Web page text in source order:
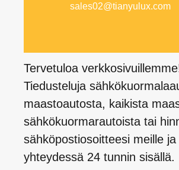
sales02@tianyulux.com
Tervetuloa
Tiedusteluja
maastoautosta, kaikista
sähkökuormarautoista tai
sähköpostiosoitteesi meille
yhteydessä 24 tunnin sisällä.